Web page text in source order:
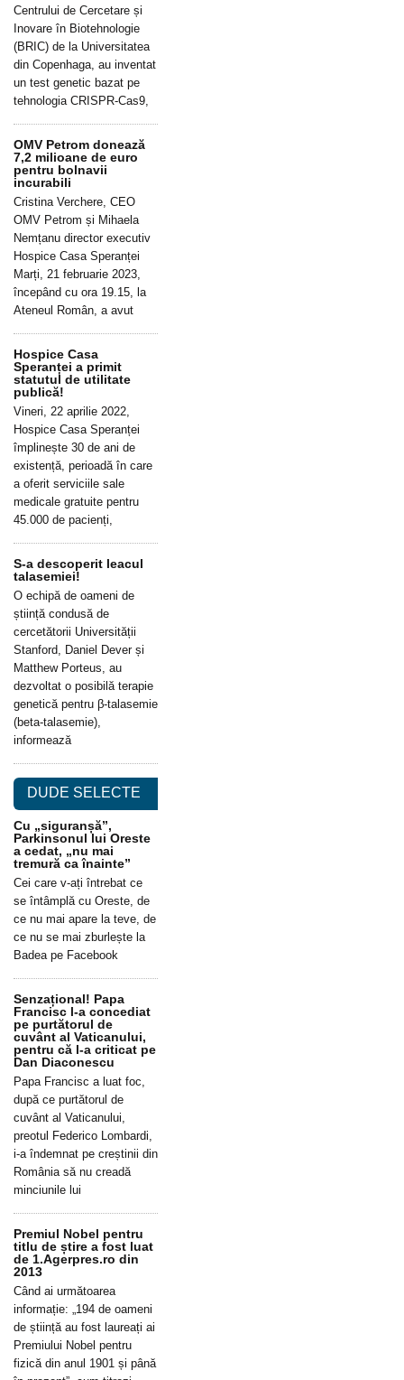
Centrului de Cercetare și
Inovare în Biotehnologie
(BRIC) de la Universitatea
din Copenhaga, au inventat
un test genetic bazat pe
tehnologia CRISPR-Cas9,
OMV Petrom donează
7,2 milioane de euro
pentru bolnavii
incurabili
Cristina Verchere, CEO
OMV Petrom și Mihaela
Nemțanu director executiv
Hospice Casa Speranței
Marți, 21 februarie 2023,
începând cu ora 19.15, la
Ateneul Român, a avut
Hospice Casa
Speranței a primit
statutul de utilitate
publică!
Vineri, 22 aprilie 2022,
Hospice Casa Speranței
împlinește 30 de ani de
existență, perioadă în care
a oferit serviciile sale
medicale gratuite pentru
45.000 de pacienți,
S-a descoperit leacul
talasemiei!
O echipă de oameni de
știință condusă de
cercetătorii Universității
Stanford, Daniel Dever și
Matthew Porteus, au
dezvoltat o posibilă terapie
genetică pentru β-talasemie
(beta-talasemie),
informează
DUDE SELECTE
Cu „siguranșă”,
Parkinsonul lui Oreste
a cedat, „nu mai
tremură ca înainte”
Cei care v-ați întrebat ce
se întâmplă cu Oreste, de
ce nu mai apare la teve, de
ce nu se mai zburlește la
Badea pe Facebook
Senzațional! Papa
Francisc l-a concediat
pe purtătorul de
cuvânt al Vaticanului,
pentru că l-a criticat pe
Dan Diaconescu
Papa Francisc a luat foc,
după ce purtătorul de
cuvânt al Vaticanului,
preotul Federico Lombardi,
i-a îndemnat pe creștinii din
România să nu creadă
minciunile lui
Premiul Nobel pentru
titlu de știre a fost luat
de 1.Agerpres.ro din
2013
Când ai următoarea
informație: „194 de oameni
de știință au fost laureați ai
Premiului Nobel pentru
fizică din anul 1901 și până